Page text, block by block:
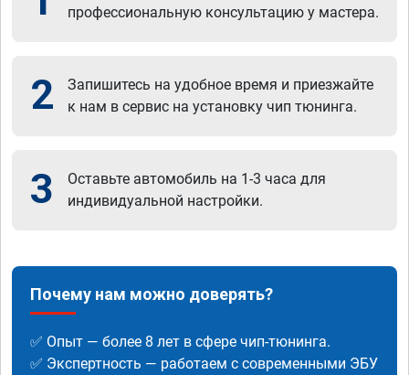
профессиональную консультацию у мастера.
2
Запишитесь на удобное время и приезжайте
к нам в сервис на установку чип тюнинга.
3
Оставьте автомобиль на 1-3 часа для
индивидуальной настройки.
Почему нам можно доверять?
✅ Опыт — более 8 лет в сфере чип-тюнинга.
✅ Экспертность — работаем с современными ЭБУ